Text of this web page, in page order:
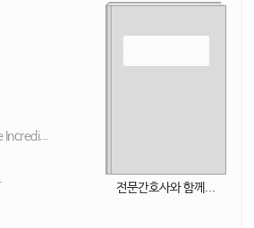
Incredi...
전문간호사와 함께...